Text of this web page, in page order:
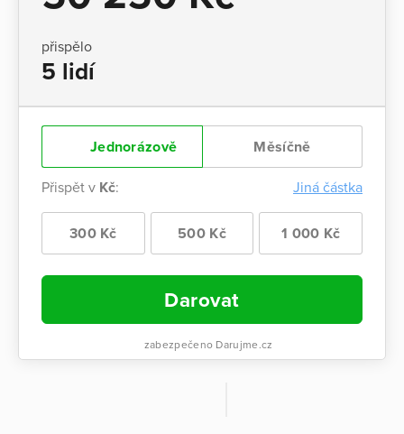
přispělo
5 lidí
Jednorázově Měsíčně
Přispět v Kč: Jiná částka
300 Kč 500 Kč 1 000 Kč
Darovat
zabezpečeno Darujme.cz